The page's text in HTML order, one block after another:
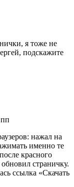
я тоже не
подскажите
нажал на
именно те
красного
страничку.
ссылка «Скачать